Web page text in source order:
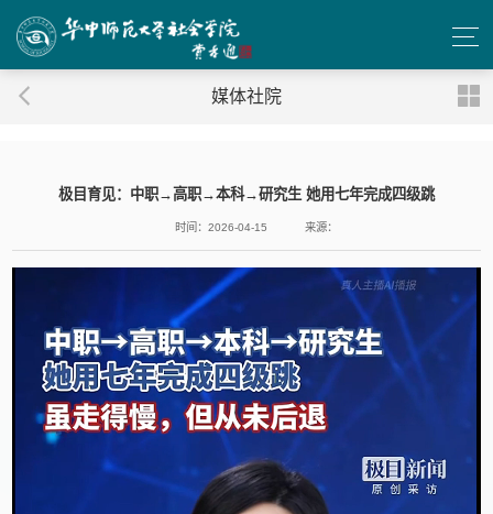
媒体社院
极目育见：中职→高职→本科→研究生 她用七年完成四级跳
时间：2026-04-15 来源：